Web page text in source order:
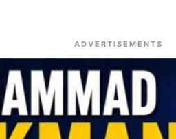
ADVERTISEMENTS